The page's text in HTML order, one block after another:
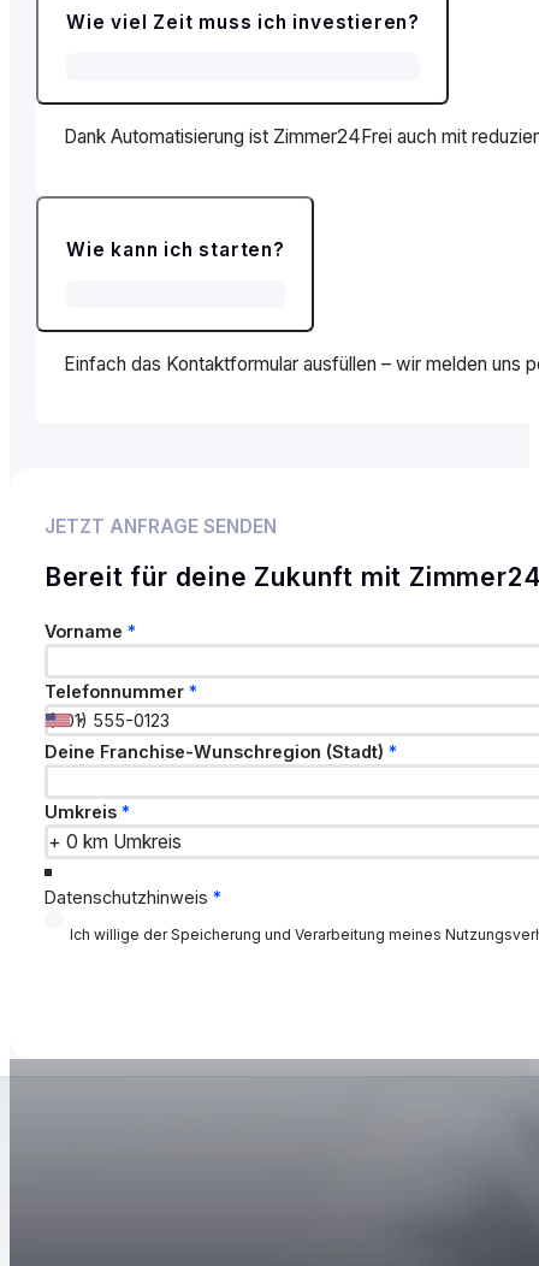
Wie viel Zeit muss ich investieren?
Dank Automatisierung ist Zimmer24Frei auch mit
Wie kann ich starten?
Einfach das Kontaktformular ausfüllen – wir melden uns
JETZT ANFRAGE SENDEN
Bereit für deine Zukunft mit
Franchisesystem:
Kontaktdaten
Vorname *
Telefonnummer *
Deine Wunschregion
Deine Franchise-Wunschregion (Stadt) *
Umkreis *
Datenschutzhinweis *
Ich willige der Speicherung und Verarbeitung meines